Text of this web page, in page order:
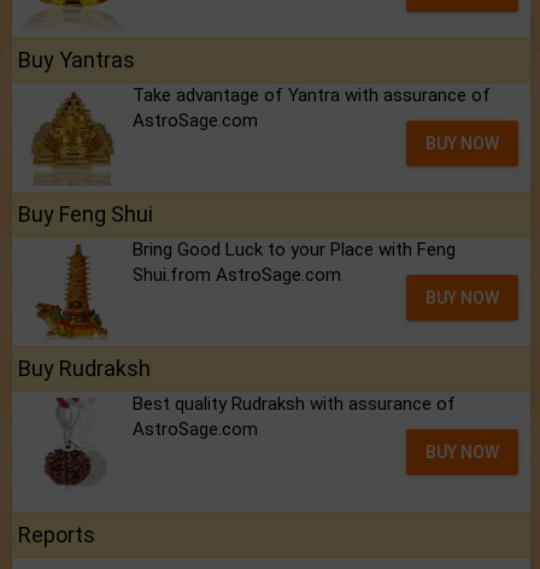
Buy Yantras
Take advantage of Yantra with assurance of
AstroSage.com
BUY NOW
Buy Feng Shui
Bring Good Luck to your Place with Feng
Shui.from AstroSage.com
BUY NOW
Buy Rudraksh
Best quality Rudraksh with assurance of
AstroSage.com
BUY NOW
Reports